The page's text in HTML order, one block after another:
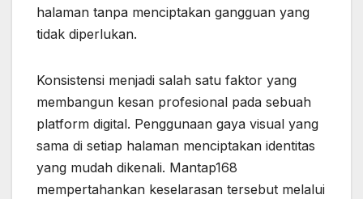
halaman tanpa menciptakan gangguan yang
tidak diperlukan.
Konsistensi menjadi salah satu faktor yang
membangun kesan profesional pada sebuah
platform digital. Penggunaan gaya visual yang
sama di setiap halaman menciptakan identitas
yang mudah dikenali. Mantap168
mempertahankan keselarasan tersebut melalui